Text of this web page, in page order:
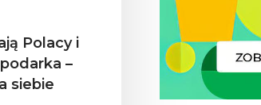
Polacy i
–
siebie